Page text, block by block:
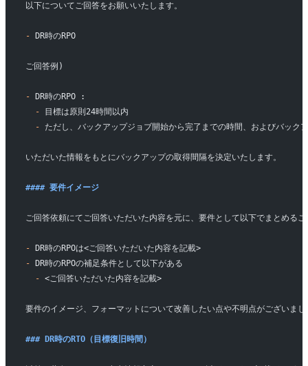
以下についてご回答をお願いいたします。
- DR時のRPO
ご回答例)
- DR時のRPO :
  -
目標は原則24時間以内
  -
ただし、バックアップジョブ開始から完了までの時間、およびバック
いただいた情報をもとにバックアップの取得間隔を決定いたします。
#### 要件イメージ
ご回答依頼にてご回答いただいた内容を元に、要件として以下でまとめる
- DR時のRPOは<ご回答いただいた内容を記載>
- DR時のRPOの補足条件として以下がある
  -
<ご回答いただいた内容を記載>
要件のイメージ、フォーマットについて改善したい点や不明点がございま
### DR時のRTO（目標復旧時間）